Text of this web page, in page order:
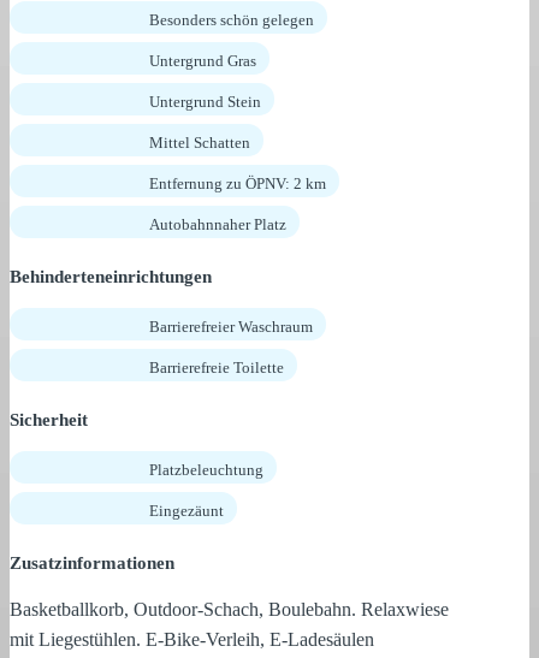
Besonders schön gelegen
Untergrund Gras
Untergrund Stein
Mittel Schatten
Entfernung zu ÖPNV: 2 km
Autobahnnaher Platz
Behinderteneinrichtungen
Barrierefreier Waschraum
Barrierefreie Toilette
Sicherheit
Platzbeleuchtung
Eingezäunt
Zusatzinformationen
Basketballkorb, Outdoor-Schach, Boulebahn. Relaxwiese
mit Liegestühlen. E-Bike-Verleih, E-Ladesäulen